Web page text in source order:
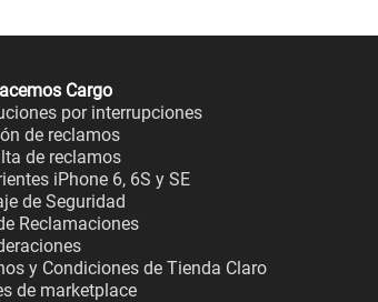
Cargo
por interrupciones
de reclamos
de reclamos
iPhone 6, 6S y SE
de Seguridad
Reclamaciones
y Condiciones de Tienda Claro
de marketplace